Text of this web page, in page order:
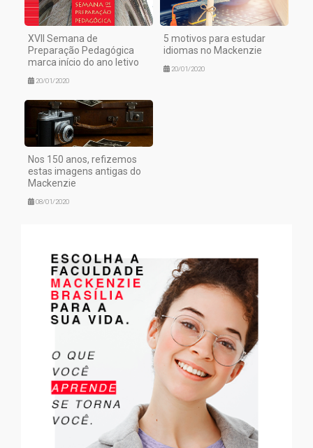
XVII Semana de
Preparação Pedagógica
marca início do ano letivo
20/01/2020
5 motivos para estudar
idiomas no Mackenzie
20/01/2020
Nos 150 anos, refizemos
estas imagens antigas do
Mackenzie
08/01/2020